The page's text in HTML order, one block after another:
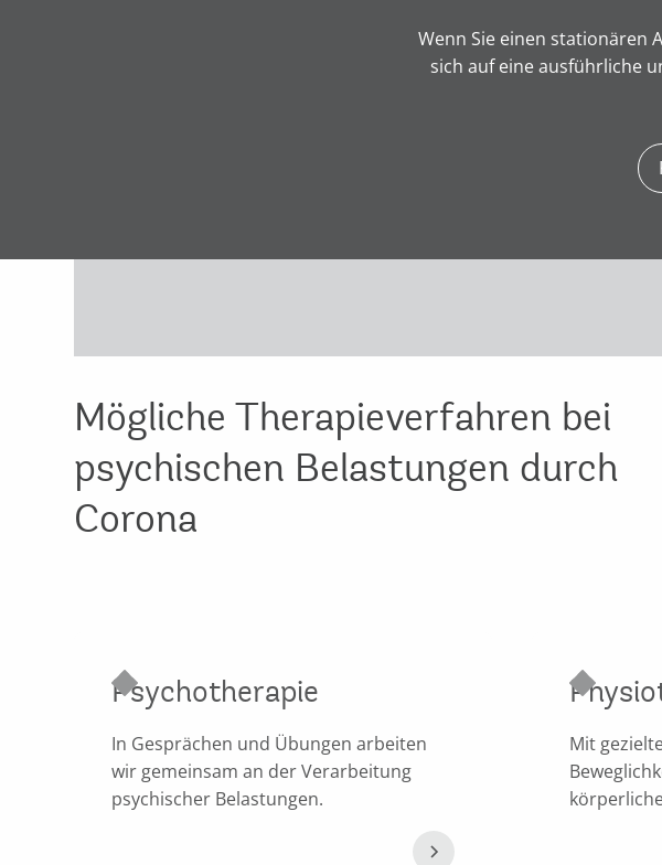
Wenn Sie einen stationären
sich auf eine ausführliche
Mögliche Therapieverfahren bei
psychischen Belastungen durch
Corona
Psychotherapie
In Gesprächen und Übungen arbeiten
wir gemeinsam an der Verarbeitung
psychischer Belastungen.
Mit